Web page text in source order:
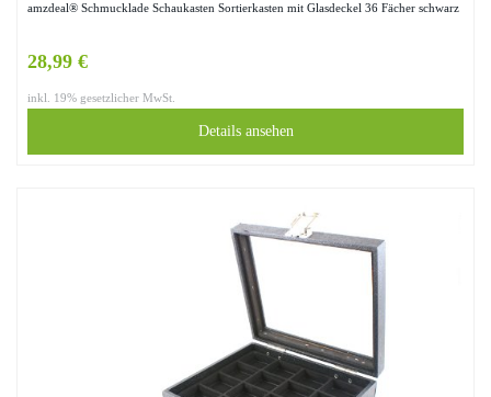
amzdeal® Schmucklade Schaukasten Sortierkasten mit Glasdeckel 36 Fächer schwarz
28,99 €
inkl. 19% gesetzlicher MwSt.
Details ansehen